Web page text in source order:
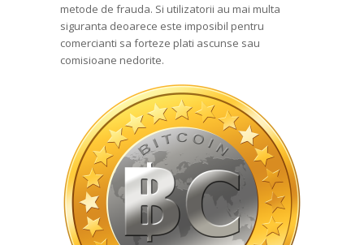
metode de frauda. Si utilizatorii au mai multa
siguranta deoarece este imposibil pentru
comercianti sa forteze plati ascunse sau
comisioane nedorite.